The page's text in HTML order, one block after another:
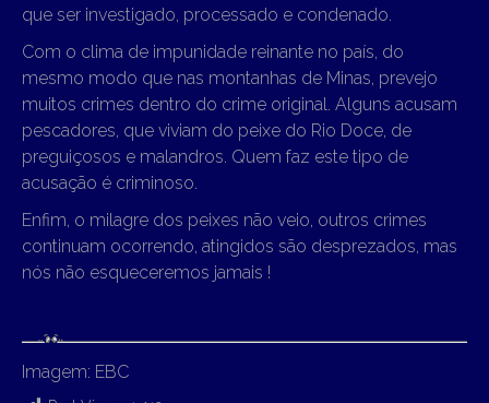
que ser investigado, processado e condenado.
Com o clima de impunidade reinante no país, do
mesmo modo que nas montanhas de Minas, prevejo
muitos crimes dentro do crime original. Alguns acusam
pescadores, que viviam do peixe do Rio Doce, de
preguiçosos e malandros. Quem faz este tipo de
acusação é criminoso.
Enfim, o milagre dos peixes não veio, outros crimes
continuam ocorrendo, atingidos são desprezados, mas
nós não esqueceremos jamais !
Imagem: EBC